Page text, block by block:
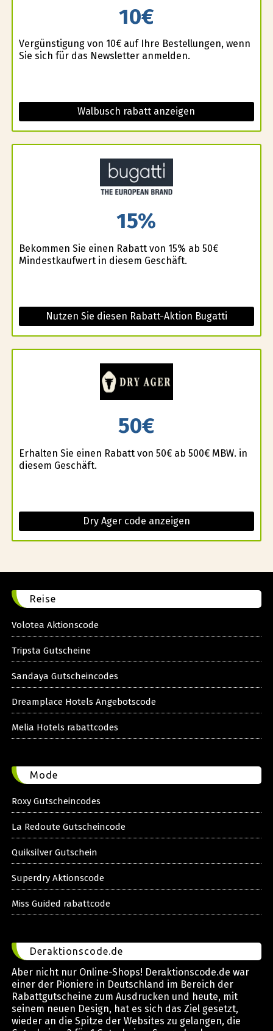
10€
Vergünstigung von 10€ auf Ihre Bestellungen, wenn
Sie sich für das Newsletter anmelden.
Walbusch rabatt anzeigen
15%
Bekommen Sie einen Rabatt von 15% ab 50€
Mindestkaufwert in diesem Geschäft.
Nutzen Sie diesen Rabatt-Aktion Bugatti
50€
Erhalten Sie einen Rabatt von 50€ ab 500€ MBW. in
diesem Geschäft.
Dry Ager code anzeigen
Reise
Volotea Aktionscode
Tripsta Gutscheine
Sandaya Gutscheincodes
Dreamplace Hotels Angebotscode
Melia Hotels rabattcodes
Mode
Roxy Gutscheincodes
La Redoute Gutscheincode
Quiksilver Gutschein
Superdry Aktionscode
Miss Guided rabattcode
Deraktionscode.de
Aber nicht nur Online-Shops! Deraktionscode.de war
einer der Pioniere in Deutschland im Bereich der
Rabattgutscheine zum Ausdrucken und heute, mit
seinem neuen Design, hat es sich das Ziel gesetzt,
wieder an die Spitze der Websites zu gelangen, die